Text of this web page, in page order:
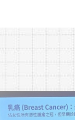
氣氛
，為大家帶來最